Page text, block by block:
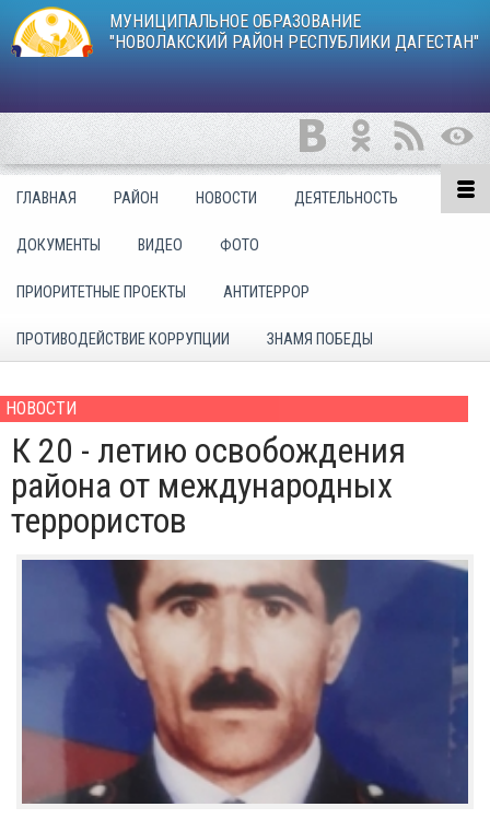
МУНИЦИПАЛЬНОЕ ОБРАЗОВАНИЕ
"НОВОЛАКСКИЙ РАЙОН РЕСПУБЛИКИ ДАГЕСТАН"
ГЛАВНАЯ РАЙОН НОВОСТИ ДЕЯТЕЛЬНОСТЬ
ДОКУМЕНТЫ ВИДЕО ФОТО
ПРИОРИТЕТНЫЕ ПРОЕКТЫ АНТИТЕРРОР
ПРОТИВОДЕЙСТВИЕ КОРРУПЦИИ ЗНАМЯ ПОБЕДЫ
НОВОСТИ
К 20 - летию освобождения
района от международных
террористов